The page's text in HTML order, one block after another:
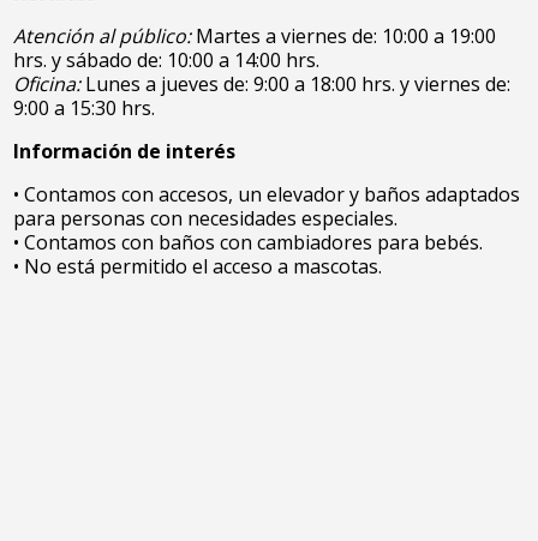
Atención al público:Martes a viernes de: 10:00 a 19:00
hrs. y sábado de: 10:00 a 14:00 hrs.
Oficina:Lunes a jueves de: 9:00 a 18:00 hrs. y viernes de:
9:00 a 15:30 hrs.
Información de interés
• Contamos con accesos, un elevador y baños adaptados
para personas con necesidades especiales.
• Contamos con baños con cambiadores para bebés.
• No está permitido el acceso a mascotas.